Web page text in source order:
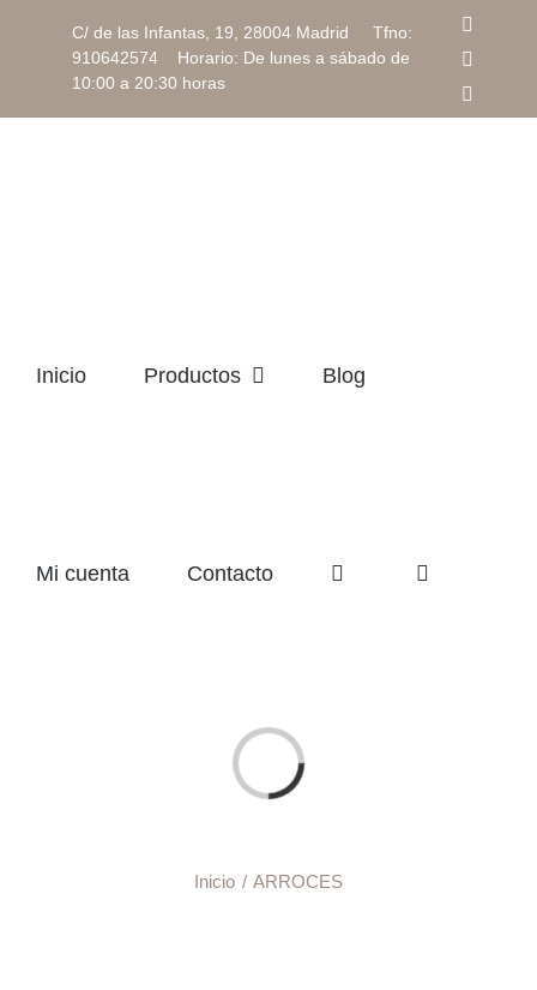
contenido
C/ de las Infantas, 19, 28004 Madrid Tfno:
910642574 Horario: De lunes a sábado de
10:00 a 20:30 horas
Inicio Productos Blog
Mi cuenta Contacto
Cargando...
Inicio ARROCES